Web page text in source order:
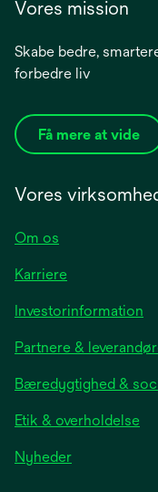
Vores mission
Skabe bedre,
forbedre liv
Få mere at vide
Vores
Om os
Karriere
Investorinformation
a
Partnere &
Bæredygtighed &
Etik & overholdelse
Nyhederopens